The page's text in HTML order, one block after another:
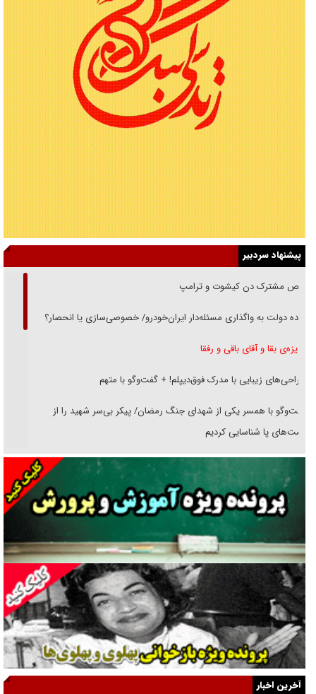
پیشنهاد سردبیر
رقص مشترک دن کیشوت و ترامپ
دنده دولت به واگذاری مسئله‌دار ایران‌خودرو/ خصوصی‌سازی یا انحصار؟
غریزه‌ی بقا و آقای باقی و رفقا
جراحی‌های زیبایی با مدرک فوق‌دیپلم! + گفت‌وگو با متهم
گفت‌وگو با همسر یکی از شهدای جنگ رمضان/ پیکر بی‌سر شهید را از
انگشت‌های پا شناسایی کردیم
نسلی که آنلاین الگو می‌گیرد
گفت‌وگو با آیت‌الله جاودان/ جفای مخالفان مکانت معنوی رهبر شهید را
ارتقا می‌داد
راننده مست به قانون می‌خندد
همه آقای دوربینی شده‌ایم!
قصه ناتمام سرویس مدارس
آیا مقاومت فلسطین خلع‌سلاح می‌شود؟
الگوی وحدت‌آفرین در ادراک سیاست خارجی
آخرین اخبار